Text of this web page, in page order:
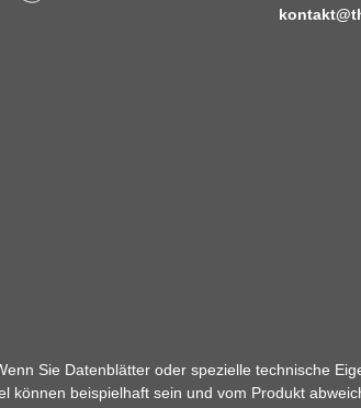
Sie Datenblätter oder spezielle technische
können beispielhaft sein und vom Produkt